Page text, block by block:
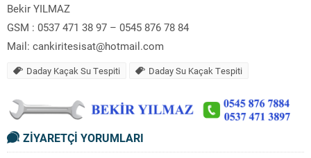
Bekir YILMAZ
GSM : 0537 471 38 97 – 0545 876 78 84
Mail: cankiritesisat@hotmail.com
Daday Kaçak Su Tespiti Daday Su Kaçak Tespiti
ZİYARETÇİ YORUMLARI